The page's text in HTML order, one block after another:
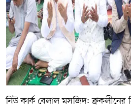
নিউ কার্ক বেলাল মসজিদ: ব্রুকলীনের